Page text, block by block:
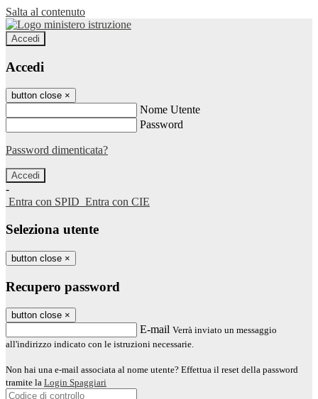
Salta al contenuto
Accedi
Accedi
button close ×
Nome Utente
Password
Password dimenticata?
-
Entra con SPID Entra con CIE
Seleziona utente
button close ×
Recupero password
button close ×
E-mail Verrà inviato un messaggio
all'indirizzo indicato con le istruzioni necessarie.
Non hai una e-mail associata al nome utente? Effettua il reset della password
tramite la Login Spaggiari